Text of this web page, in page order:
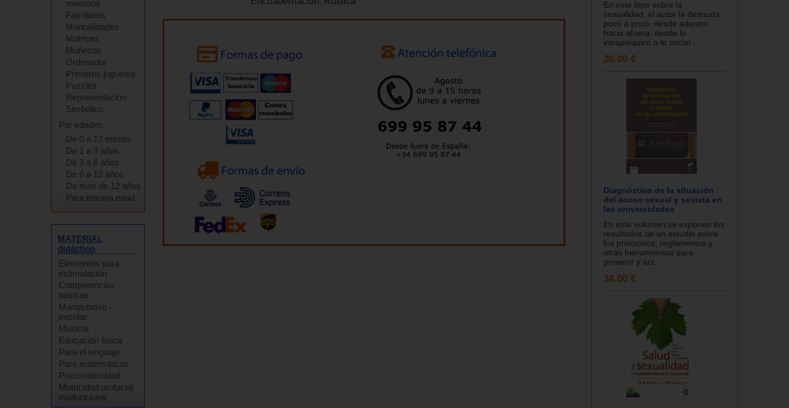
memoria
Familiares
Manualidades
Motrices
Muñecos
Ordenador
Primeros juguetes
Puzzles
Representación
Simbólico
Por edades:
De 0 a 12 meses
De 1 a 3 años
De 3 a 6 años
De 6 a 12 años
De más de 12 años
Para tercera edad
MATERIAL
didáctico
Elementos para
estimulación
Competencias
básicas
Manipulativo -
escolar
Musical
Educación física
Para el lenguaje
Para matemáticas
Psicomotricidad
Motricidad orofacial
miofuncional
En este libro sobre la
sexualidad, el autor la desnuda
poco a poco, desde adentro
hacia afuera, desde lo
intrapsíquico a lo social...
20.00 €
Diagnóstico de la situación
del acoso sexual y sexista en
las universidades
En este volumen se exponen los
resultados de un estudio sobre
los protocolos, reglamentos y
otras herramientas para
prevenir y act...
34.00 €